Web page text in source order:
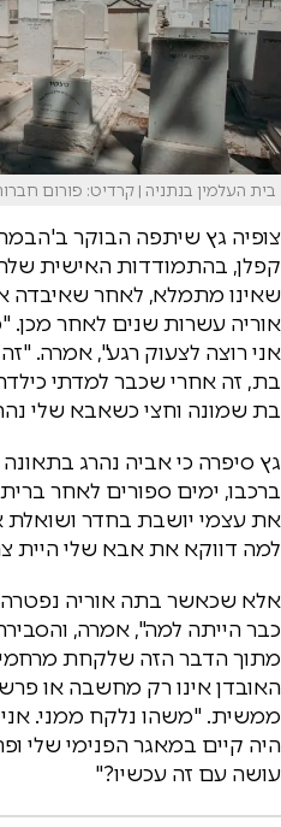
בית העלמין בנתניה | קרדיט: פורום
צופיה גץ שיתפה הבוקר
קפלן, בהתמודדות האישית
שאינו מתמלא, לאחר שאיבדה
אוריה עשרות שנים לאחר מכן.
אני רוצה לצעוק רגע", אמרה.
בת, זה אחרי שכבר למדתי
בת שמונה וחצי כשאבא שלי
גץ סיפרה כי אביה נהרג
ברכבו, ימים ספורים לאחר
את עצמי יושבת בחדר ושואלת
למה דווקא את אבא שלי היית
אלא שכאשר בתה אוריה
כבר הייתה למה", אמרה,
מתוך הדבר הזה שלקחת
האובדן אינו רק מחשבה או
ממשית. "משהו נלקח ממני. אני
היה קיים במאגר הפנימי שלי
עושה עם זה עכשיו?"